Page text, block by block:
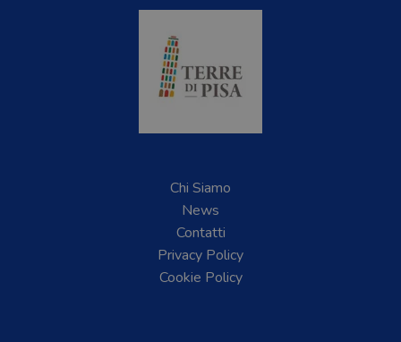
Chi Siamo
News
Contatti
Privacy Policy
Cookie Policy